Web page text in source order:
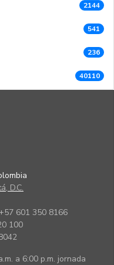
2144
541
236
40110
D.C.
601 350 8166
100
a 6:00 p.m. jornada